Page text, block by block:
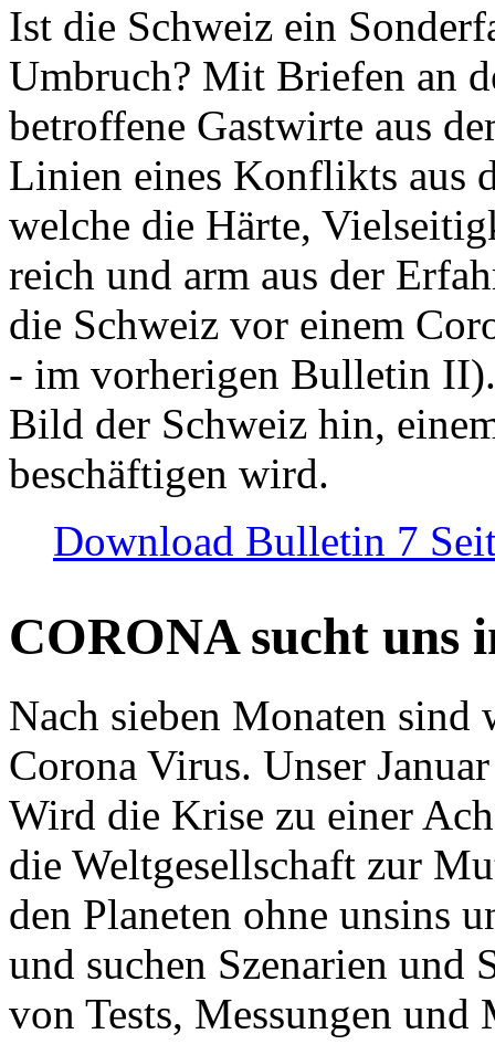
Ist die Schweiz ein
Umbruch? Mit Briefen an
betroffene Gastwirte aus
Linien eines Konflikts aus
welche die Härte,
reich und arm aus der
die Schweiz vor einem
- im vorherigen Bulletin
Bild der Schweiz hin,
beschäftigen wird.
Download Bulletin 7
CORONA sucht uns
Nach sieben Monaten
Corona Virus. Unser
Wird die Krise zu einer
die Weltgesellschaft zur
den Planeten ohne unsins
und suchen Szenarien und
von Tests, Messungen und